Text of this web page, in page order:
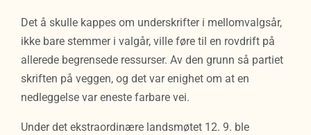
Det å skulle kappes om underskrifter i mellomvalgsår,
ikke bare stemmer i valgår, ville føre til en rovdrift på
allerede begrensede ressurser. Av den grunn så partiet
skriften på veggen, og det var enighet om at en
nedleggelse var eneste farbare vei.
Under det ekstraordinære landsmøtet 12. 9. ble